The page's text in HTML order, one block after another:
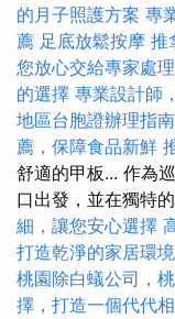
的月子照護方案 專
薦 足底放鬆按摩 推
您放心交給專家處理
的選擇 專業設計師
地區台胞證辦理指
薦，保障食品新鮮
舒適的甲板... 作為
口出發，並在獨特
細，讓您安心選擇
打造乾淨的家居環境
桃園除白蟻公司，
擇，打造一個代代